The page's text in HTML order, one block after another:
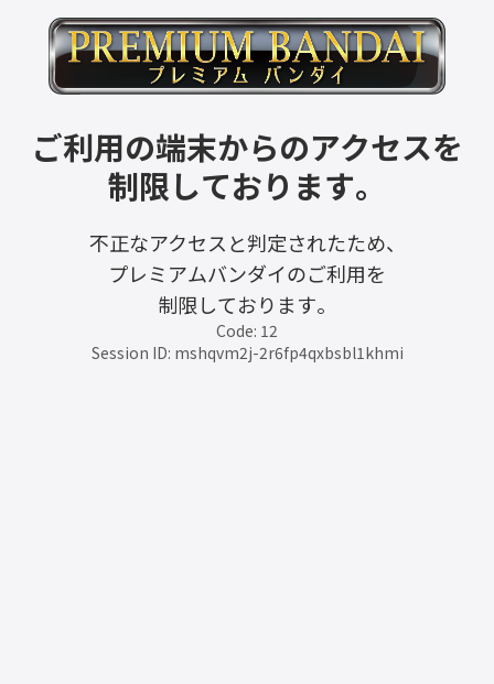
ご利用の端末からのアクセスを
制限しております。
不正なアクセスと判定されたため、
プレミアムバンダイのご利用を
制限しております。
Code: 12
Session ID: mshqvm2j-2r6fp4qxbsbl1khmi